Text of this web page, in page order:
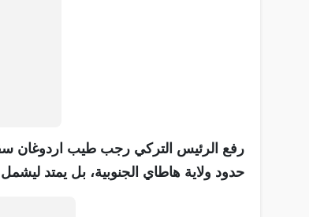
رفع الرئيس التركي رجب طيب اردوغان
حدود ولاية هاطاي الجنوبية، بل يمتد